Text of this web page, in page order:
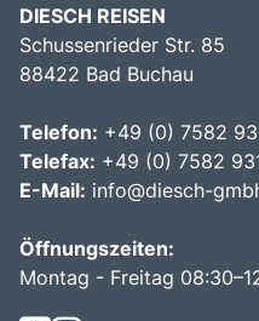
DIESCH REISEN
Schussenrieder Str. 85
88422 Bad Buchau
Telefon: +49 (0) 7582
Telefax: +49 (0) 7582
E-Mail: info@diesch-
Öffnungszeiten:
Montag - Freitag